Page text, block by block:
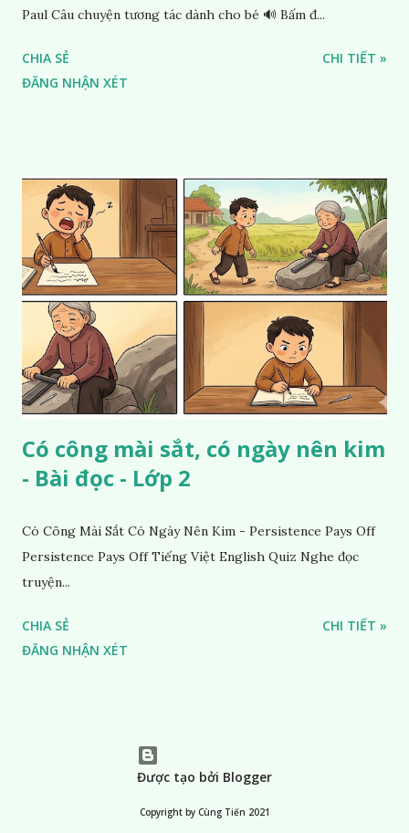
Paul Câu chuyện tương tác dành cho bé 🔊 Bấm đ...
CHIA SẺ
ĐĂNG NHẬN XÉT
CHI TIẾT »
Có công mài sắt, có ngày nên kim
- Bài đọc - Lớp 2
Có Công Mài Sắt Có Ngày Nên Kim - Persistence Pays Off
Persistence Pays Off Tiếng Việt English Quiz Nghe đọc
truyện...
CHIA SẺ
ĐĂNG NHẬN XÉT
CHI TIẾT »
Được tạo bởi Blogger
Copyright by Cùng Tiến 2021